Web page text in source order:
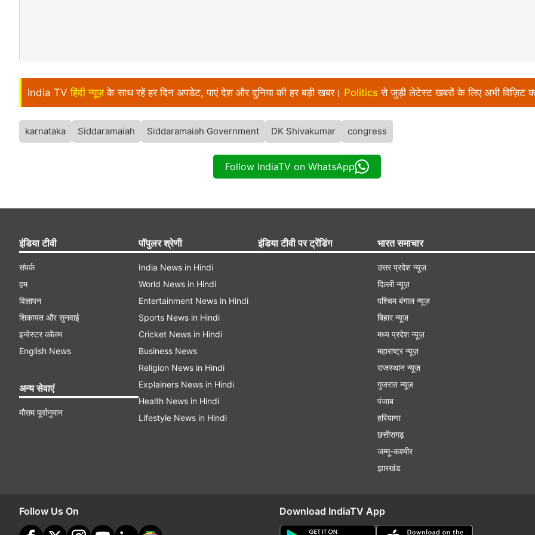
India TV हिंदी न्यूज़ के साथ रहें हर दिन अपडेट, पाएं देश और दुनिया की हर बड़ी खबर। Politics से जुड़ी लेटेस्ट खबरों के लिए अभी विज़िट
karnataka Siddaramaiah Siddaramaiah Government DK Shivakumar congress
Follow IndiaTV on WhatsApp
इंडिया टीवी
संपर्क
हम
विज्ञापन
शिकायत और सुनवाई
इन्वेस्टर कॉलम
English News
अन्य सेवाएं
मौसम पूर्वानुमान
पॉपुलर श्रेणी
India News in Hindi
World News in Hindi
Entertainment News in Hindi
Sports News in Hindi
Cricket News in Hindi
Business News
Religion News in Hindi
Explainers News in Hindi
Health News in Hindi
Lifestyle News in Hindi
इंडिया टीवी पर ट्रेंडिंग भारत समाचार
उत्तर प्रदेश न्यूज़
दिल्ली न्यूज़
पश्चिम बंगाल न्यूज़
बिहार न्यूज़
मध्य प्रदेश न्यूज़
महाराष्ट्र न्यूज़
राजस्थान न्यूज़
गुजरात न्यूज़
पंजाब
हरियाणा
छत्तीसगढ़
जम्मू-कश्मीर
झारखंड
Follow Us On Download IndiaTV App